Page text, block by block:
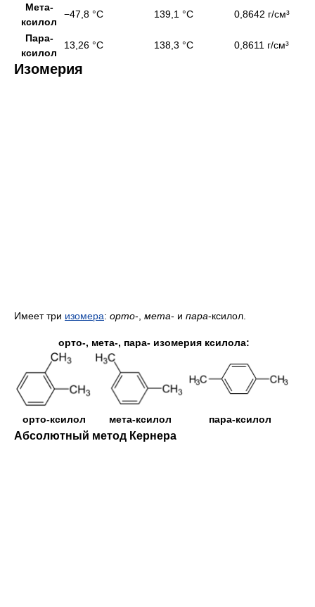
Мета-
ксилол
−47,8 °C 139,1 °C 0,8642 г/см³
Пара-
ксилол
13,26 °C 138,3 °C 0,8611 г/см³
Изомерия
Имеет три изомера: орто-, мета- и пара-ксилол.
орто-, мета-, пара- изомерия ксилола:
орто-ксилол мета-ксилол пара-ксилол
Абсолютный метод Кернера